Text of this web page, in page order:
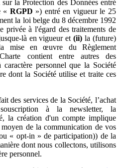
la Protection des Données entré
« RGPD ») entré en vigueur le 25
la loi belge du 8 décembre 1992
privée à l'égard des traitements de
là en vigueur et(ii) la (future)
mise en œuvre du Règlement
contient entre autres des
personnel que la Société
dont la Société utilise et traite ces
des services de la Société, l’achat
à la newsletter, la
la création d'un compte implique
de la communication de vos
« opt-in » de participation)) de la
dont nous collectons, utilisons
personnel.